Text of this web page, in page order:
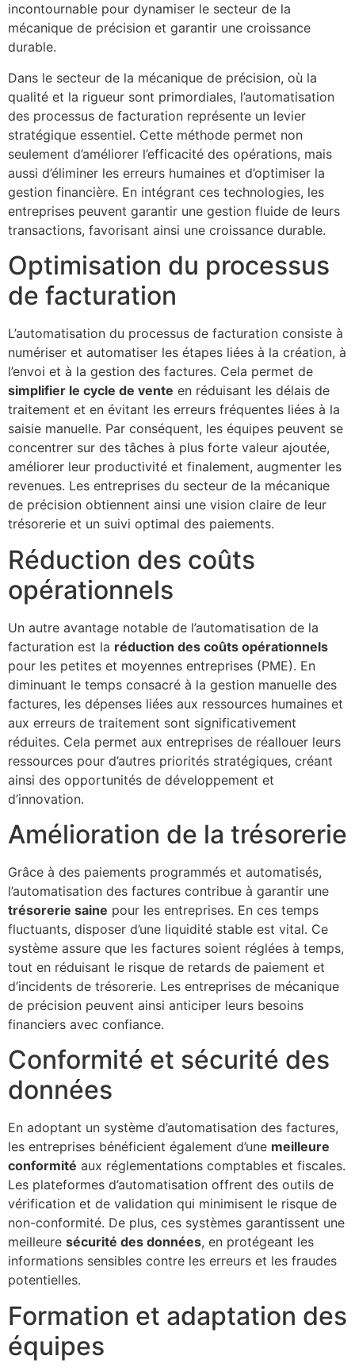
incontournable pour dynamiser le secteur de la
mécanique de précision et garantir une croissance
durable.
Dans le secteur de la mécanique de précision, où la
qualité et la rigueur sont primordiales, l’automatisation
des processus de facturation représente un levier
stratégique essentiel. Cette méthode permet non
seulement d’améliorer l’efficacité des opérations, mais
aussi d’éliminer les erreurs humaines et d’optimiser la
gestion financière. En intégrant ces technologies, les
entreprises peuvent garantir une gestion fluide de leurs
transactions, favorisant ainsi une croissance durable.
Optimisation du processus
de facturation
L’automatisation du processus de facturation consiste à
numériser et automatiser les étapes liées à la création, à
l’envoi et à la gestion des factures. Cela permet de
simplifier le cycle de vente en réduisant les délais de
traitement et en évitant les erreurs fréquentes liées à la
saisie manuelle. Par conséquent, les équipes peuvent se
concentrer sur des tâches à plus forte valeur ajoutée,
améliorer leur productivité et finalement, augmenter les
revenues. Les entreprises du secteur de la mécanique
de précision obtiennent ainsi une vision claire de leur
trésorerie et un suivi optimal des paiements.
Réduction des coûts
opérationnels
Un autre avantage notable de l’automatisation de la
facturation est la réduction des coûts opérationnels
pour les petites et moyennes entreprises (PME). En
diminuant le temps consacré à la gestion manuelle des
factures, les dépenses liées aux ressources humaines et
aux erreurs de traitement sont significativement
réduites. Cela permet aux entreprises de réallouer leurs
ressources pour d’autres priorités stratégiques, créant
ainsi des opportunités de développement et
d’innovation.
Amélioration de la trésorerie
Grâce à des paiements programmés et automatisés,
l’automatisation des factures contribue à garantir une
trésorerie saine pour les entreprises. En ces temps
fluctuants, disposer d’une liquidité stable est vital. Ce
système assure que les factures soient réglées à temps,
tout en réduisant le risque de retards de paiement et
d’incidents de trésorerie. Les entreprises de mécanique
de précision peuvent ainsi anticiper leurs besoins
financiers avec confiance.
Conformité et sécurité des
données
En adoptant un système d’automatisation des factures,
les entreprises bénéficient également d’une meilleure
conformité aux réglementations comptables et fiscales.
Les plateformes d’automatisation offrent des outils de
vérification et de validation qui minimisent le risque de
non-conformité. De plus, ces systèmes garantissent une
meilleure sécurité des données, en protégeant les
informations sensibles contre les erreurs et les fraudes
potentielles.
Formation et adaptation des
équipes